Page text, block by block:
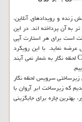
و رویدادهای آنلاین،
به آن پرداخته اند. در این
است برای هر استارت آپی
نماید. با این رویکرد
تصمیم گرفتیم برخی کارهای شرکت را که Core business لحظه نگار به شمار نمی آیند
سرویس لحظه نگار
که زیرساخت ابر آروان با
چاره برای جایگزینی